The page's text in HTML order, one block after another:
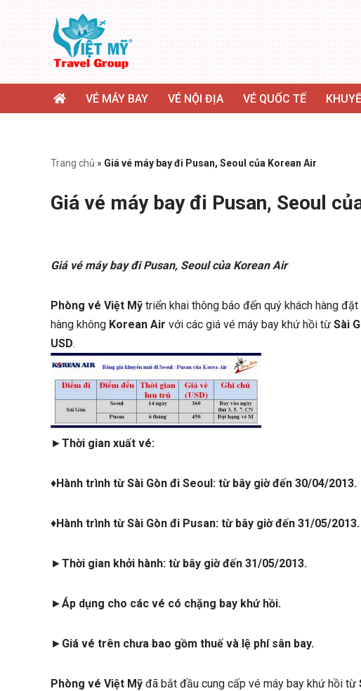
VÉ MÁY BAY VÉ NỘI ĐỊA VÉ QUỐC TẾ
Trang chủ » Giá vé máy bay đi Pusan, Seoul của Korean Air
Giá vé máy bay đi Pusan, Seoul
Giá vé máy bay đi Pusan, Seoul của Korean Air
Phòng vé Việt Mỹ triển khai thông báo đến quý khách hàng
hàng không Korean Air với các giá vé máy bay khứ hồi từ Sài
USD.
►Thời gian xuất vé:
♦Hành trình từ Sài Gòn đi Seoul: từ bây giờ đến 30/04/2013.
♦Hành trình từ Sài Gòn đi Pusan: từ bây giờ đến 31/05/2013.
►Thời gian khởi hành: từ bây giờ đến 31/05/2013.
►Áp dụng cho các vé có chặng bay khứ hồi.
► Giá vé trên chưa bao gồm thuế và lệ phí sân bay.
Phòng vé Việt Mỹ đã bắt đầu cung cấp vé máy bay khứ hồi từ